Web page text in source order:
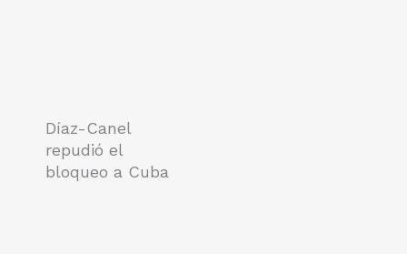
Díaz-Canel
repudió el
bloqueo a Cuba